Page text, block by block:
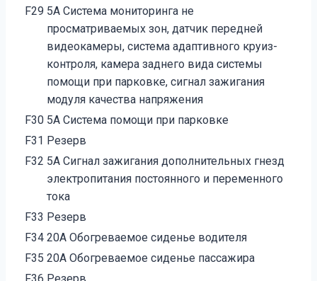
F29 5А Система мониторинга не
просматриваемых зон, датчик передней
видеокамеры, система адаптивного круиз-
контроля, камера заднего вида системы
помощи при парковке, сигнал зажигания
модуля качества напряжения
F30 5А Система помощи при парковке
F31 Резерв
F32 5А Сигнал зажигания дополнительных гнезд
электропитания постоянного и переменного
тока
F33 Резерв
F34 20А Обогреваемое сиденье водителя
F35 20А Обогреваемое сиденье пассажира